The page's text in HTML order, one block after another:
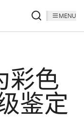
MENU
彩色
鉴定